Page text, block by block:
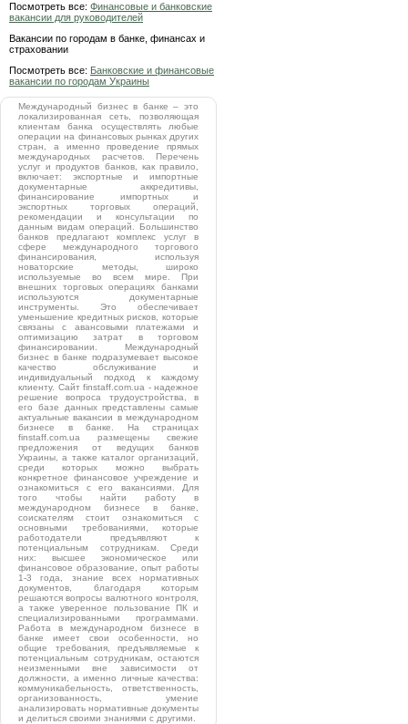
Посмотреть все: Финансовые и банковские
вакансии для руководителей
Вакансии по городам в банке, финансах и
страховании
Посмотреть все: Банковские и финансовые
вакансии по городам Украины
Международный бизнес в банке – это
локализированная сеть, позволяющая
клиентам банка осуществлять любые
операции на финансовых рынках других
стран, а именно проведение прямых
международных расчетов. Перечень
услуг и продуктов банков, как правило,
включает: экспортные и импортные
документарные аккредитивы,
финансирование импортных и
экспортных торговых операций,
рекомендации и консультации по
данным видам операций. Большинство
банков предлагают комплекс услуг в
сфере международного торгового
финансирования, используя
новаторские методы, широко
используемые во всем мире. При
внешних торговых операциях банками
используются документарные
инструменты. Это обеспечивает
уменьшение кредитных рисков, которые
связаны с авансовыми платежами и
оптимизацию затрат в торговом
финансировании. Международный
бизнес в банке подразумевает высокое
качество обслуживание и
индивидуальный подход к каждому
клиенту. Сайт finstaff.com.ua - надежное
решение вопроса трудоустройства, в
его базе данных представлены самые
актуальные вакансии в международном
бизнесе в банке. На страницах
finstaff.com.ua размещены свежие
предложения от ведущих банков
Украины, а также каталог организаций,
среди которых можно выбрать
конкретное финансовое учреждение и
ознакомиться с его вакансиями. Для
того чтобы найти работу в
международном бизнесе в банке,
соискателям стоит ознакомиться с
основными требованиями, которые
работодатели предъявляют к
потенциальным сотрудникам. Среди
них: высшее экономическое или
финансовое образование, опыт работы
1-3 года, знание всех нормативных
документов, благодаря которым
решаются вопросы валютного контроля,
а также уверенное пользование ПК и
специализированными программами.
Работа в международном бизнесе в
банке имеет свои особенности, но
общие требования, предъявляемые к
потенциальным сотрудникам, остаются
неизменными вне зависимости от
должности, а именно личные качества:
коммуникабельность, ответственность,
организованность, умение
анализировать нормативные документы
и делиться своими знаниями с другими.